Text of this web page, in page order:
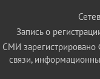
Запись о
СМИ
связи,